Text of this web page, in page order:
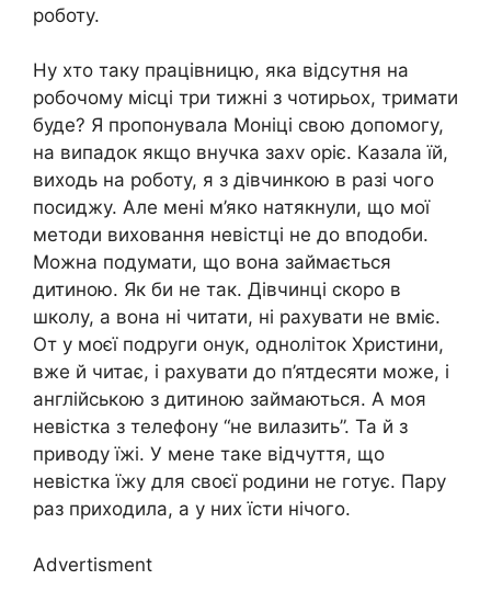
роботу.
Ну хто таку працівницю, яка відсутня на
робочому місці три тижні з чотирьох, тримати
буде? Я пропонувала Моніці свою допомогу,
на випадок якщо внучка захv оріє. Казала їй,
виходь на роботу, я з дівчинкою в разі чого
посиджу. Але мені м’яко натякнули, що мої
методи виховання невістці не до вподоби.
Можна подумати, що вона займається
дитиною. Як би не так. Дівчинці скоро в
школу, а вона ні читати, ні рахувати не вміє.
От у моєї подруги онук, одноліток Христини,
вже й читає, і рахувати до п’ятдесяти може, і
англійською з дитиною займаються. А моя
невістка з телефону “не вилазить”. Та й з
приводу їжі. У мене таке відчуття, що
невістка їжу для своєї родини не готує. Пару
раз приходила, а у них їсти нічого.
Advertisment